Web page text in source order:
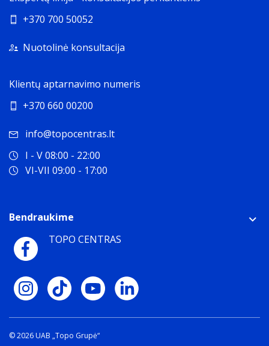
+370 700 50052
Nuotolinė konsultacija
Klientų aptarnavimo numeris
+370 660 00200
info@topocentras.lt
I - V 08:00 - 22:00
VI-VII 09:00 - 17:00
Bendraukime
TOPO CENTRAS
© 2026 UAB „Topo Grupė“